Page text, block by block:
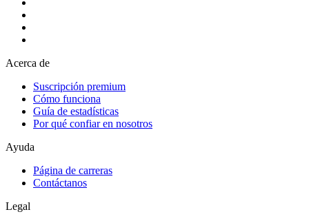
Acerca de
Suscripción premium
Cómo funciona
Guía de estadísticas
Por qué confiar en nosotros
Ayuda
Página de carreras
Contáctanos
Legal